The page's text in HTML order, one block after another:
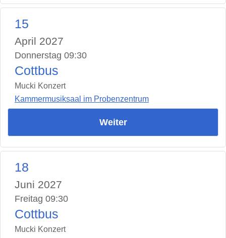
15
April 2027
Donnerstag 09:30
Cottbus
Mucki Konzert
Kammermusiksaal im Probenzentrum
Weiter
18
Juni 2027
Freitag 09:30
Cottbus
Mucki Konzert